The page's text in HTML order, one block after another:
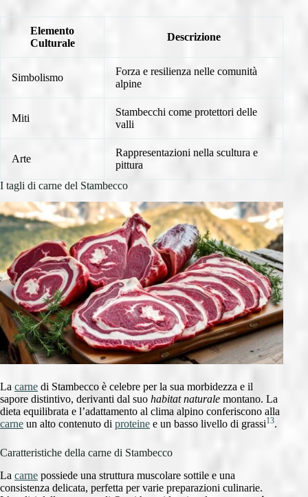
Elemento
Culturale
Descrizione
Simbolismo
Forza e resilienza nelle comunità
alpine
Miti
Stambecchi come protettori delle
valli
Arte
Rappresentazioni nella scultura e
pittura
I tagli di carne del Stambecco
La carne di Stambecco è celebre per la sua morbidezza e il
sapore distintivo, derivanti dal suo habitat naturale montano. La
dieta equilibrata e l’adattamento al clima alpino conferiscono alla
carne un alto contenuto di proteine e un basso livello di grassi13.
Caratteristiche della carne di Stambecco
La carne possiede una struttura muscolare sottile e una
consistenza delicata, perfetta per varie preparazioni culinarie.